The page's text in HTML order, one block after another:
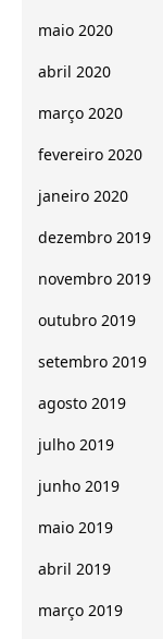
maio 2020
abril 2020
março 2020
fevereiro 2020
janeiro 2020
dezembro 2019
novembro 2019
outubro 2019
setembro 2019
agosto 2019
julho 2019
junho 2019
maio 2019
abril 2019
março 2019